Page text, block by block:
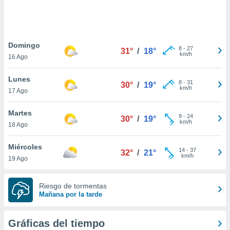
únicos
similares
como
sitio
de
posible
traten tus
en
Para
su
Domingo
16 Ago
31° / 18° 8- 27
km/h
Lunes
17 Ago
30° / 19° 8- 31
km/h
Martes
18 Ago
30° / 19° 9- 24
km/h
Miércoles
19 Ago
32° / 21° 14- 37
km/h
Riesgo de tormentas
Mañana por la tarde
Gráficas del tiempo